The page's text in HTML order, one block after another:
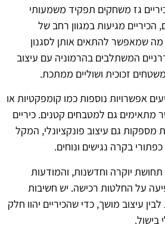
גז משחקים תפקיד משמעותי
הכיריים מגיעות במגוון רחב של
מה שמאפשר להתאים אותן לסגנון
המשתלבים בהרמוניה עם עיצוב
זכוכית ושוליים ממתכת.
אפשרויות נוספות כמו קומפקטיות או
מתאימים גם למטבחים קטנים. כיריים
מספקות גם עיצוב פונקציונלי, המקל
בקרה נגישים ונוחים.
תחושת יוקרה וחדשנות, והמודעות
על החלטות רכישה. יש חשיבות
עיצוב מושך, כדי שהכיריים יהוו חלק
בישול.